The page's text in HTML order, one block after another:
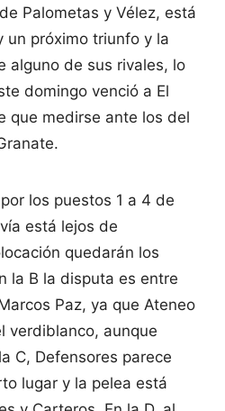
Palometas y Vélez, está
un próximo triunfo y la
alguno de sus rivales, lo
domingo venció a El
que medirse ante los del
los puestos 1 a 4 de
está lejos de
quedarán los
la B la disputa es entre
Paz, ya que Ateneo
verdiblanco, aunque
C, Defensores parece
lugar y la pelea está